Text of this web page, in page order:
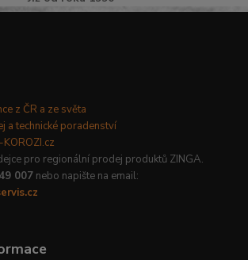
z ČR a ze světa
a technické poradenství
pro regionální prodej produktů ZINGA.
007 nebo napište na email: